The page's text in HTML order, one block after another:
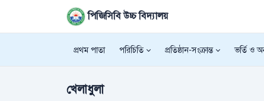
পিজিসিবি উচ্চ বিদ্যালয়
প্রথম পাতা পরিচিতি প্রতিষ্ঠান-সংক্রান্ত ভর্তি ও
খেলাধুলা